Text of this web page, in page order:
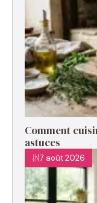
Comment
astuces
7 août 2026